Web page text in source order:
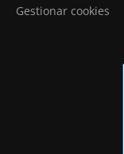
Gestionar cookies